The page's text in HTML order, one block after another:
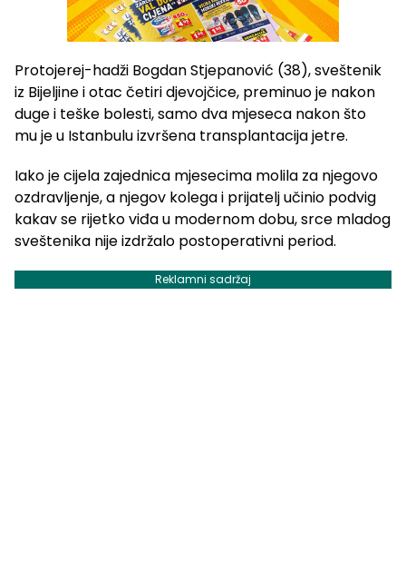
Protojerej-hadži Bogdan Stjepanović (38), sveštenik
iz Bijeljine i otac četiri djevojčice, preminuo je nakon
duge i teške bolesti, samo dva mjeseca nakon što
mu je u Istanbulu izvršena transplantacija jetre.
Iako je cijela zajednica mjesecima molila za njegovo
ozdravljenje, a njegov kolega i prijatelj učinio podvig
kakav se rijetko viđa u modernom dobu, srce mladog
sveštenika nije izdržalo postoperativni period.
Reklamni sadržaj